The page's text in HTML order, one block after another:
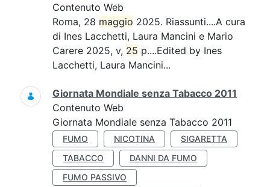
Contenuto Web
Roma, 28 maggio 2025. Riassunti....A cura
di Ines Lacchetti, Laura Mancini e Mario
Carere 2025, v, 25 p....Edited by Ines
Lacchetti, Laura Mancini...
Giornata Mondiale senza Tabacco 2011
Contenuto Web
Giornata Mondiale senza Tabacco 2011
FUMO NICOTINA
SIGARETTA
TABACCO
DANNI DA FUMO
FUMO PASSIVO